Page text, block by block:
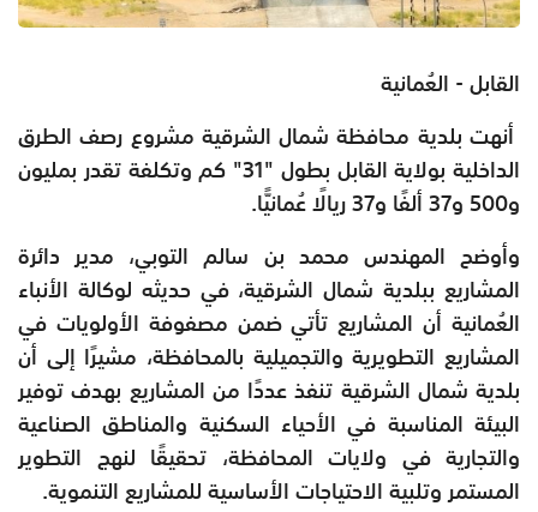
القابل - العُمانية
أنهت بلدية محافظة شمال الشرقية مشروع رصف الطرق
الداخلية بولاية القابل بطول "31" كم وتكلفة تقدر بمليون
و500 و37 ألفًا و37 ريالًا عُمانيًّا.
وأوضح المهندس محمد بن سالم التوبي، مدير دائرة
المشاريع ببلدية شمال الشرقية، في حديثه لوكالة الأنباء
العُمانية أن المشاريع تأتي ضمن مصفوفة الأولويات في
المشاريع التطويرية والتجميلية بالمحافظة، مشيرًا إلى أن
بلدية شمال الشرقية تنفذ عددًا من المشاريع بهدف توفير
البيئة المناسبة في الأحياء السكنية والمناطق الصناعية
والتجارية في ولايات المحافظة، تحقيقًا لنهج التطوير
المستمر وتلبية الاحتياجات الأساسية للمشاريع التنموية.